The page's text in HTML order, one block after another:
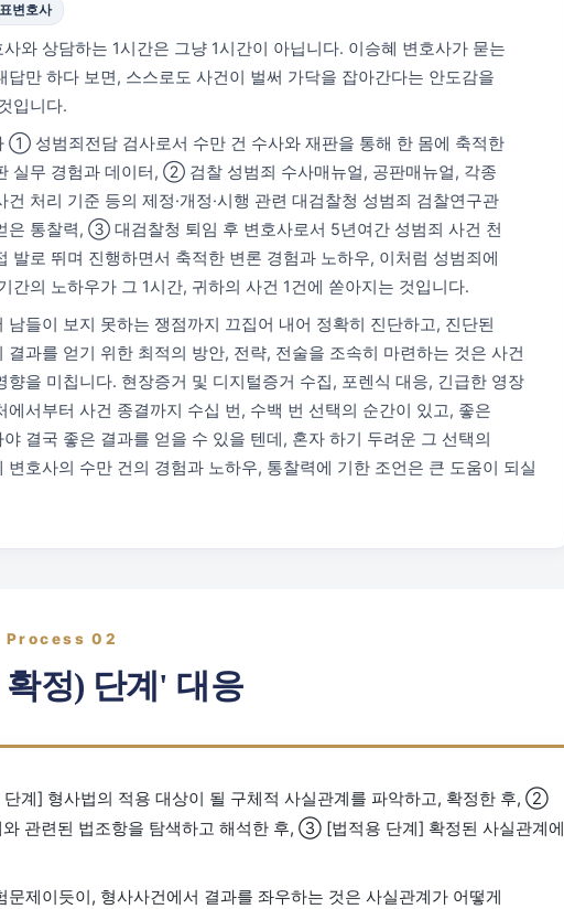
변호사
와 상담하는 1시간은 그냥 1시간이 아닙니다. 이승혜 변호사가 묻는
답만 하다 보면, 스스로도 사건이 벌써 가닥을 잡아간다는 안도감을
입니다.
① 성범죄전담 검사로서 수만 건 수사와 재판을 통해 한 몸에 축적한
실무 경험과 데이터, ② 검찰 성범죄 수사매뉴얼, 공판매뉴얼, 각종
건 처리 기준 등의 제정·개정·시행 관련 대검찰청 성범죄 검찰연구관
은 통찰력, ③ 대검찰청 퇴임 후 변호사로서 5년여간 성범죄 사건 천
발로 뛰며 진행하면서 축적한 변론 경험과 노하우, 이처럼 성범죄에
간의 노하우가 그 1시간, 귀하의 사건 1건에 쏟아지는 것입니다.
남들이 보지 못하는 쟁점까지 끄집어 내어 정확히 진단하고, 진단된
결과를 얻기 위한 최적의 방안, 전략, 전술을 조속히 마련하는 것은 사건
향을 미칩니다. 현장증거 및 디지털증거 수집, 포렌식 대응, 긴급한 영장
에서부터 사건 종결까지 수십 번, 수백 번 선택의 순간이 있고, 좋은
결국 좋은 결과를 얻을 수 있을 텐데, 혼자 하기 두려운 그 선택의
변호사의 수만 건의 경험과 노하우, 통찰력에 기한 조언은 큰 도움이 되실
Process 02
정) 단계' 대응
계] 형사법의 적용 대상이 될 구체적 사실관계를 파악하고, 확정한 후, ②
와 관련된 법조항을 탐색하고 해석한 후, ③ [법적용 단계] 확정된 사실관계에
제이듯이, 형사사건에서 결과를 좌우하는 것은 사실관계가 어떻게